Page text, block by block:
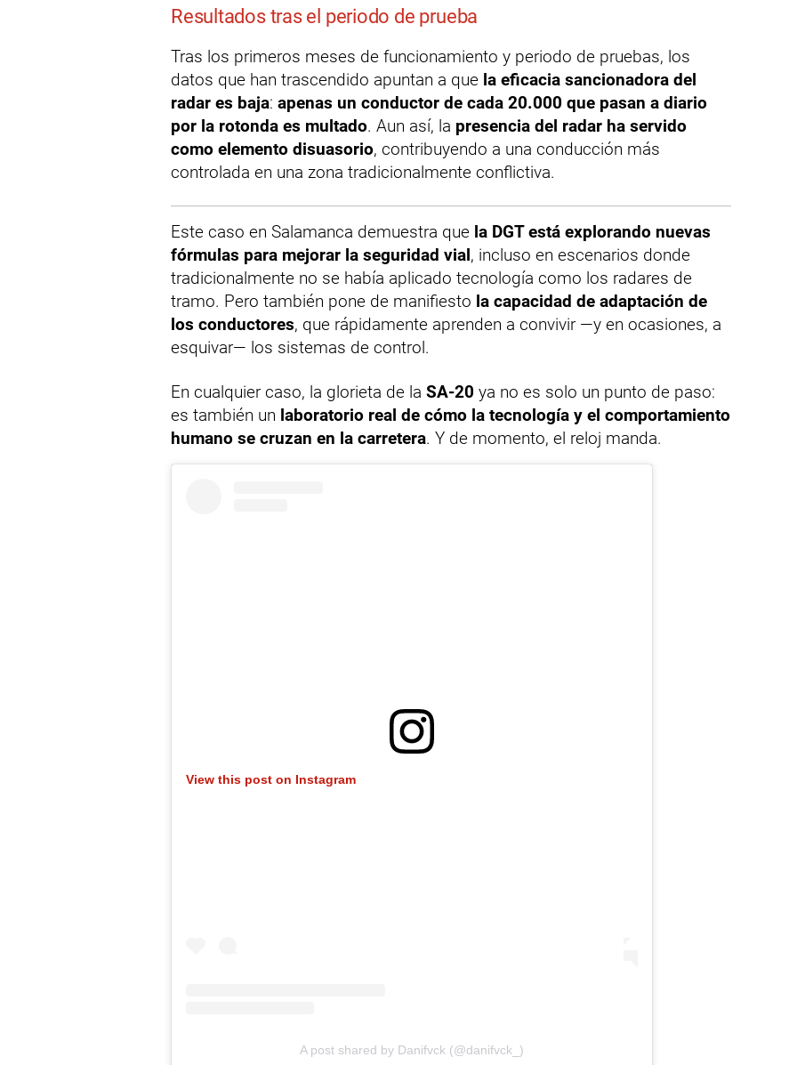
Resultados tras el periodo de prueba
Tras los primeros meses de funcionamiento y periodo de pruebas, los
datos que han trascendido apuntan a que la eficacia sancionadora del
radar es baja: apenas un conductor de cada 20.000 que pasan a diario
por la rotonda es multado. Aun así, la presencia del radar ha servido
como elemento disuasorio, contribuyendo a una conducción más
controlada en una zona tradicionalmente conflictiva.
Este caso en Salamanca demuestra que la DGT está explorando nuevas
fórmulas para mejorar la seguridad vial, incluso en escenarios donde
tradicionalmente no se había aplicado tecnología como los radares de
tramo. Pero también pone de manifiesto la capacidad de adaptación de
los conductores, que rápidamente aprenden a convivir —y en ocasiones, a
esquivar— los sistemas de control.
En cualquier caso, la glorieta de la SA-20 ya no es solo un punto de paso:
es también un laboratorio real de cómo la tecnología y el comportamiento
humano se cruzan en la carretera. Y de momento, el reloj manda.
View this post on Instagram
A post shared by Danifvck (@danifvck_)